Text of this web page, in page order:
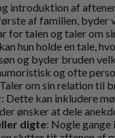
introduktion af
af familien, byder
for talen og taler om
hun holde en tale,
og byder bruden
og ofte
om sin relation til
: Dette kan inkludere
der ønsker at dele
digte: Nogle